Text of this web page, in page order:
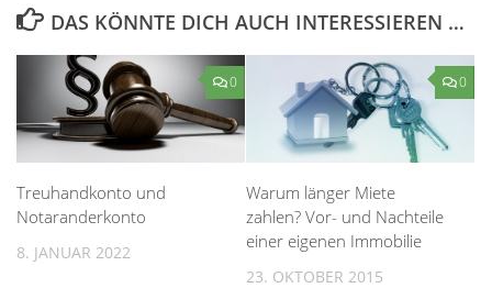
DAS KÖNNTE DICH AUCH INTERESSIEREN …
0
Treuhandkonto und
Notaranderkonto
8. JANUAR 2022
0
Warum länger Miete
zahlen? Vor- und Nachteile
einer eigenen Immobilie
23. OKTOBER 2015